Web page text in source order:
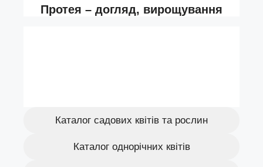
Каталог садових квітів та рослин
Каталог однорічних квітів